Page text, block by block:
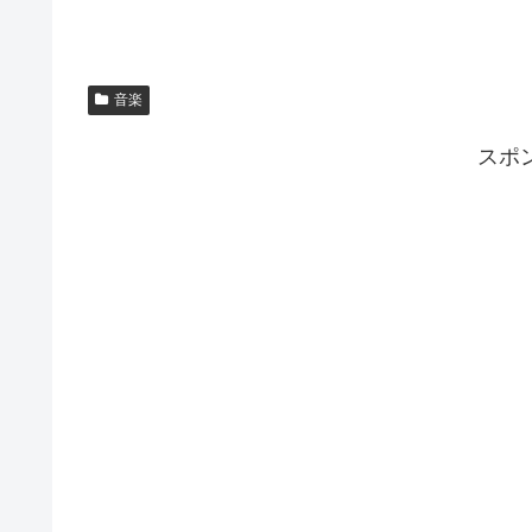
音楽
スポ